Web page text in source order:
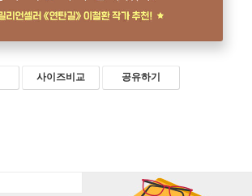
사이즈비교 공유하기